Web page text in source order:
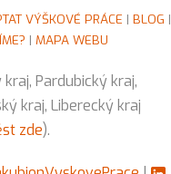
VÝŠKOVÉ PRÁCE | BLOG |
| MAPA WEBU
Pardubický kraj,
kraj, Liberecký kraj
zde).